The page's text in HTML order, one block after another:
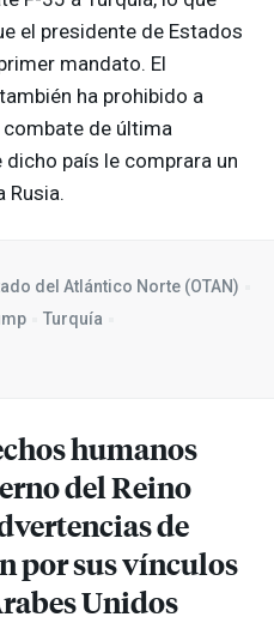
el presidente de Estados
mandato. El
ha prohibido a
de última
país le comprara un
Rusia.
del Atlántico Norte (OTAN)
Turquía
humanos
del Reino
de
por sus vínculos
Unidos